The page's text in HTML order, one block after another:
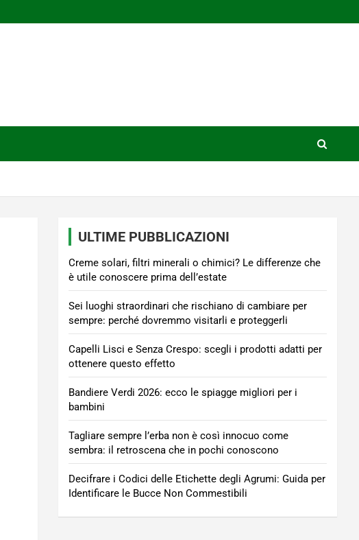
ULTIME PUBBLICAZIONI
Creme solari, filtri minerali o chimici? Le differenze che
è utile conoscere prima dell’estate
Sei luoghi straordinari che rischiano di cambiare per
sempre: perché dovremmo visitarli e proteggerli
Capelli Lisci e Senza Crespo: scegli i prodotti adatti per
ottenere questo effetto
Bandiere Verdi 2026: ecco le spiagge migliori per i
bambini
Tagliare sempre l’erba non è così innocuo come
sembra: il retroscena che in pochi conoscono
Decifrare i Codici delle Etichette degli Agrumi: Guida per
Identificare le Bucce Non Commestibili